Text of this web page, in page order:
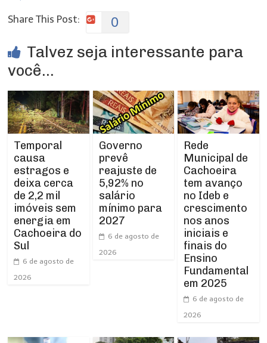
Share This Post:
0
Talvez seja interessante para
você...
Temporal
causa
estragos e
deixa cerca
de 2,2 mil
imóveis sem
energia em
Cachoeira do
Sul
6 de agosto de
2026
Governo
prevê
reajuste de
5,92% no
salário
mínimo para
2027
6 de agosto de
2026
Rede
Municipal de
Cachoeira
tem avanço
no Ideb e
crescimento
nos anos
iniciais e
finais do
Ensino
Fundamental
em 2025
6 de agosto de
2026